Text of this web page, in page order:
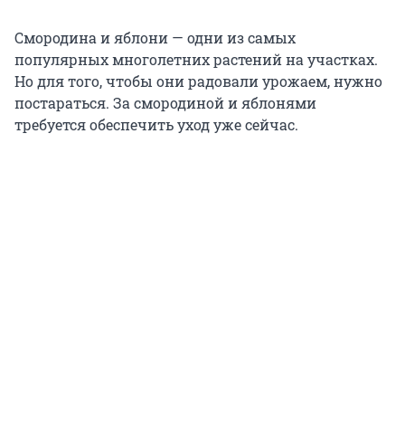
Смородина и яблони — одни из самых
популярных многолетних растений на участках.
Но для того, чтобы они радовали урожаем, нужно
постараться. За смородиной и яблонями
требуется обеспечить уход уже сейчас.